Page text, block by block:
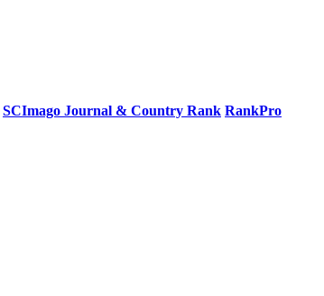
SCImago Journal & Country Rank RankPro